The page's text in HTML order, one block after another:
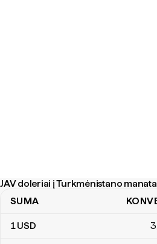
JAV doleriai į Turkmėnistano
JAV doleriai į Turkmėnistano manatai
SUMA
1USD 3